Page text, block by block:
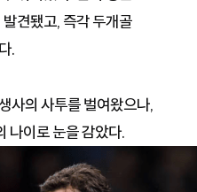
견됐고, 즉각 두개골
.
사의 사투를 벌여왔으나,
나이로 눈을 감았다.